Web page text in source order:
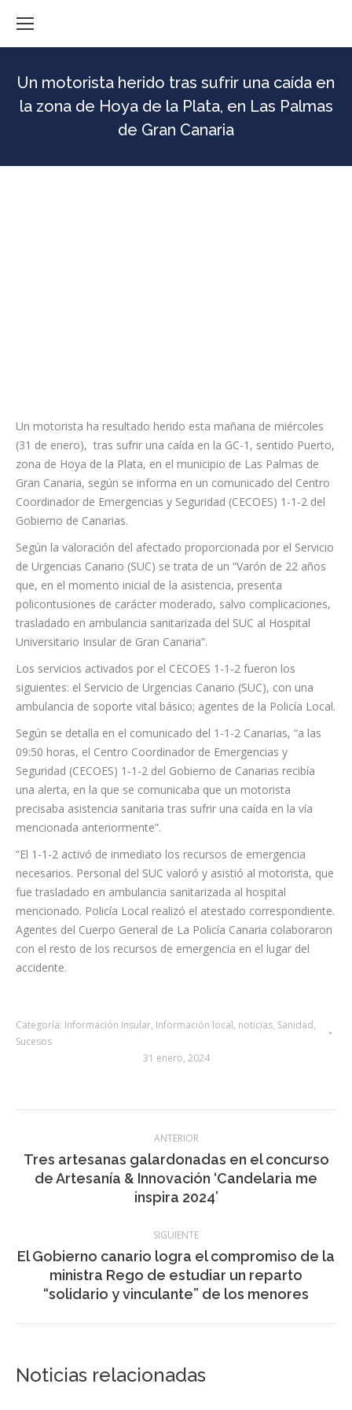
Un motorista herido tras sufrir una caída en
la zona de Hoya de la Plata, en Las Palmas
de Gran Canaria
Un motorista ha resultado herido esta mañana de miércoles
(31 de enero), tras sufrir una caída en la GC-1, sentido Puerto,
zona de Hoya de la Plata, en el municipio de Las Palmas de
Gran Canaria, según se informa en un comunicado del Centro
Coordinador de Emergencias y Seguridad (CECOES) 1-1-2 del
Gobierno de Canarias.
Según la valoración del afectado proporcionada por el Servicio
de Urgencias Canario (SUC) se trata de un “Varón de 22 años
que, en el momento inicial de la asistencia, presenta
policontusiones de carácter moderado, salvo complicaciones,
trasladado en ambulancia sanitarizada del SUC al Hospital
Universitario Insular de Gran Canaria”.
Los servicios activados por el CECOES 1-1-2 fueron los
siguientes: el Servicio de Urgencias Canario (SUC), con una
ambulancia de soporte vital básico; agentes de la Policía Local.
Según se detalla en el comunicado del 1-1-2 Canarias, “a las
09:50 horas, el Centro Coordinador de Emergencias y
Seguridad (CECOES) 1-1-2 del Gobierno de Canarias recibía
una alerta, en la que se comunicaba que un motorista
precisaba asistencia sanitaria tras sufrir una caída en la vía
mencionada anteriormente”.
“El 1-1-2 activó de inmediato los recursos de emergencia
necesarios. Personal del SUC valoró y asistió al motorista, que
fue trasladado en ambulancia sanitarizada al hospital
mencionado. Policía Local realizó el atestado correspondiente.
Agentes del Cuerpo General de La Policía Canaria colaboraron
con el resto de los recursos de emergencia en el lugar del
accidente.
Categoría: Información Insular, Información local, noticias, Sanidad,
Sucesos
31 enero, 2024
entre
publicaciones
ANTERIOR
Publicación
anterior:
Tres artesanas galardonadas en el concurso
de Artesanía & Innovación ‘Candelaria me
inspira 2024’
SIGUIENTE
Publicación
siguiente:
El Gobierno canario logra el compromiso de la
ministra Rego de estudiar un reparto
“solidario y vinculante” de los menores
Noticias relacionadas